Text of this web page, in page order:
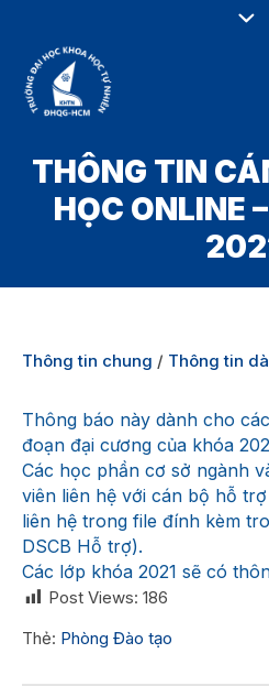
THÔNG TIN
HỌC ONLINE
Thông tin chung / Thông tin
Thông báo này dành cho
đoạn đại cương của khóa
Các học phần cơ sở ngành
viên liên hệ với cán bộ hỗ
liên hệ trong file đính kèm
DSCB Hỗ trợ).
Các lớp khóa 2021 sẽ có
Post Views: 186
Thẻ: Phòng Đào tạo